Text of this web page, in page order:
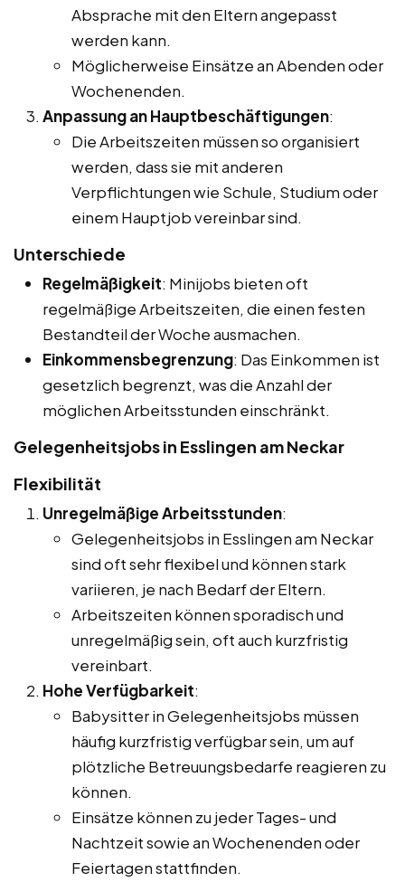
Absprache mit den Eltern angepasst
werden kann.
Möglicherweise Einsätze an Abenden oder
Wochenenden.
Anpassung an Hauptbeschäftigungen:
Die Arbeitszeiten müssen so organisiert
werden, dass sie mit anderen
Verpflichtungen wie Schule, Studium oder
einem Hauptjob vereinbar sind.
Unterschiede
Regelmäßigkeit: Minijobs bieten oft
regelmäßige Arbeitszeiten, die einen festen
Bestandteil der Woche ausmachen.
Einkommensbegrenzung: Das Einkommen ist
gesetzlich begrenzt, was die Anzahl der
möglichen Arbeitsstunden einschränkt.
Gelegenheitsjobs in Esslingen am Neckar
Flexibilität
Unregelmäßige Arbeitsstunden:
Gelegenheitsjobs in Esslingen am Neckar
sind oft sehr flexibel und können stark
variieren, je nach Bedarf der Eltern.
Arbeitszeiten können sporadisch und
unregelmäßig sein, oft auch kurzfristig
vereinbart.
Hohe Verfügbarkeit:
Babysitter in Gelegenheitsjobs müssen
häufig kurzfristig verfügbar sein, um auf
plötzliche Betreuungsbedarfe reagieren zu
können.
Einsätze können zu jeder Tages- und
Nachtzeit sowie an Wochenenden oder
Feiertagen stattfinden.